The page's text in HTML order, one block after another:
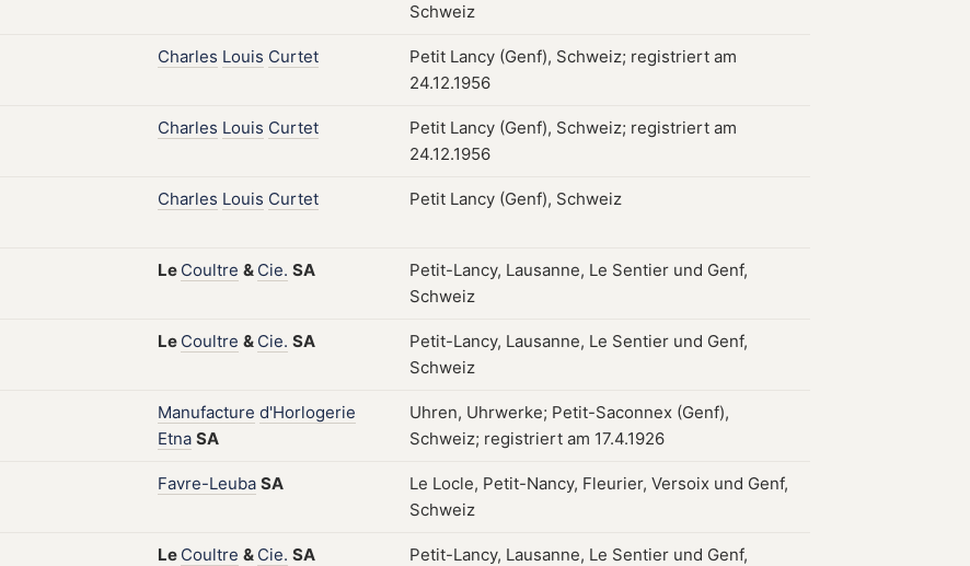
Schweiz
Charles Louis Curtet
Petit Lancy (Genf), Schweiz; registriert am
24.12.1956
Charles Louis Curtet
Petit Lancy (Genf), Schweiz; registriert am
24.12.1956
Charles Louis Curtet Petit Lancy (Genf), Schweiz
Le Coultre & Cie. SA
Petit-Lancy, Lausanne, Le Sentier und Genf,
Schweiz
Le Coultre & Cie. SA
Petit-Lancy, Lausanne, Le Sentier und Genf,
Schweiz
Manufacture d'Horlogerie
Etna SA
Uhren, Uhrwerke; Petit-Saconnex (Genf),
Schweiz; registriert am 17.4.1926
Favre-Leuba SA
Le Locle, Petit-Nancy, Fleurier, Versoix und Genf,
Schweiz
Le Coultre & Cie. SA
Petit-Lancy, Lausanne, Le Sentier und Genf,